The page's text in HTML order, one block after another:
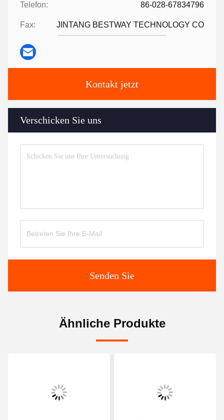
Telefon: 86-028-67834796
Fax: JINTANG BESTWAY TECHNOLOGY CO
Kontakt jetzt
Verschicken Sie uns
Senden Sie
Ähnliche Produkte